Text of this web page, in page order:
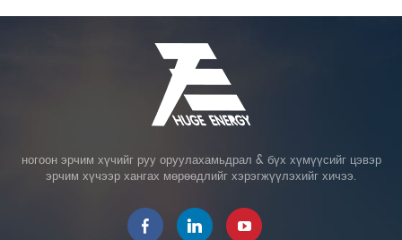
ногоон эрчим хүчийг руу оруулахамьдрал & бүх хүмүүсийг цэвэр
эрчим хүчээр хангах мөрөөдлийг хэрэгжүүлэхийг хичээ.